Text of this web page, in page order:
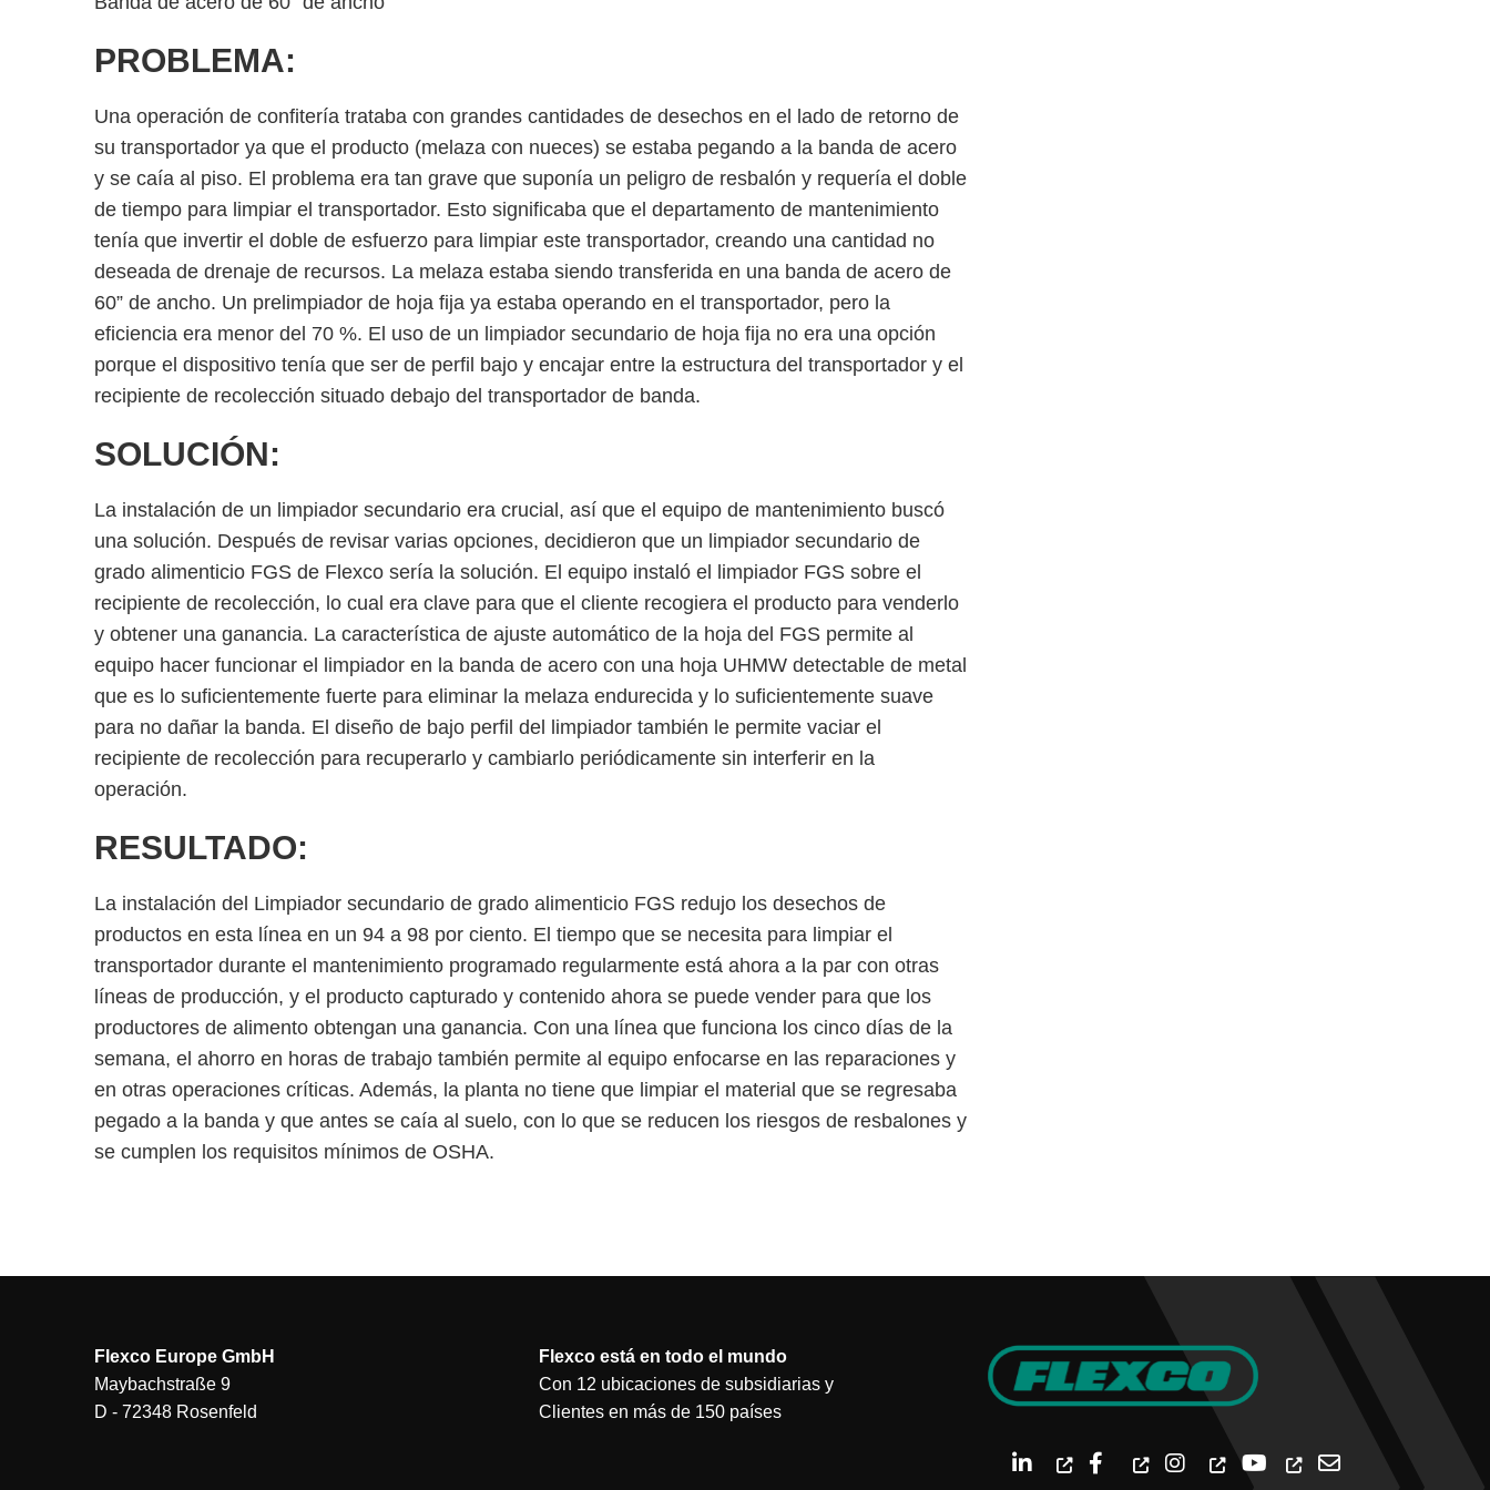
PROBLEMA:
Una operación de confitería trataba con grandes cantidades de desechos en el lado de retorno de
su transportador ya que el producto (melaza con nueces) se estaba pegando a la banda de acero
y se caía al piso. El problema era tan grave que suponía un peligro de resbalón y requería el doble
de tiempo para limpiar el transportador. Esto significaba que el departamento de mantenimiento
tenía que invertir el doble de esfuerzo para limpiar este transportador, creando una cantidad no
deseada de drenaje de recursos. La melaza estaba siendo transferida en una banda de acero de
60” de ancho. Un prelimpiador de hoja fija ya estaba operando en el transportador, pero la
eficiencia era menor del 70 %. El uso de un limpiador secundario de hoja fija no era una opción
porque el dispositivo tenía que ser de perfil bajo y encajar entre la estructura del transportador y el
recipiente de recolección situado debajo del transportador de banda.
SOLUCIÓN:
La instalación de un limpiador secundario era crucial, así que el equipo de mantenimiento buscó
una solución. Después de revisar varias opciones, decidieron que un limpiador secundario de
grado alimenticio FGS de Flexco sería la solución. El equipo instaló el limpiador FGS sobre el
recipiente de recolección, lo cual era clave para que el cliente recogiera el producto para venderlo
y obtener una ganancia. La característica de ajuste automático de la hoja del FGS permite al
equipo hacer funcionar el limpiador en la banda de acero con una hoja UHMW detectable de metal
que es lo suficientemente fuerte para eliminar la melaza endurecida y lo suficientemente suave
para no dañar la banda. El diseño de bajo perfil del limpiador también le permite vaciar el
recipiente de recolección para recuperarlo y cambiarlo periódicamente sin interferir en la
operación.
RESULTADO:
La instalación del Limpiador secundario de grado alimenticio FGS redujo los desechos de
productos en esta línea en un 94 a 98 por ciento. El tiempo que se necesita para limpiar el
transportador durante el mantenimiento programado regularmente está ahora a la par con otras
líneas de producción, y el producto capturado y contenido ahora se puede vender para que los
productores de alimento obtengan una ganancia. Con una línea que funciona los cinco días de la
semana, el ahorro en horas de trabajo también permite al equipo enfocarse en las reparaciones y
en otras operaciones críticas. Además, la planta no tiene que limpiar el material que se regresaba
pegado a la banda y que antes se caía al suelo, con lo que se reducen los riesgos de resbalones y
se cumplen los requisitos mínimos de OSHA.
Flexco Europe GmbH
Maybachstraße 9
D - 72348 Rosenfeld
Flexco está en todo el mundo
Con 12 ubicaciones de subsidiarias y
Clientes en más de 150 países